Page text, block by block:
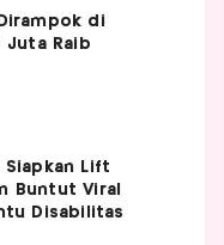
di
Juta Raib
Siapkan Lift
Buntut Viral
Disabilitas